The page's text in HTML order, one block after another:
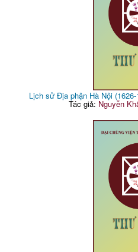
Lịch sử Địa phận Hà Nội
Tác giả: Nguyễn